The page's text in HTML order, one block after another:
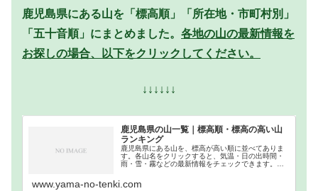
鹿児島県にある山を「標高順」「所在地・市町村別」
「五十音順」にまとめました。 各地の山の最新情報を
お探しの場合、以下をクリックしてください。
↓↓↓↓↓↓
鹿児島県の山一覧｜標高順・標高の高い山
ランキング
鹿児島県にある山を、標高が高い順に並べてありま
す。各山名をクリックすると、気温・日の出時間・
雨・雪・霧などの最新情報をチェックできます。鹿
www.yama-no-tenki.com